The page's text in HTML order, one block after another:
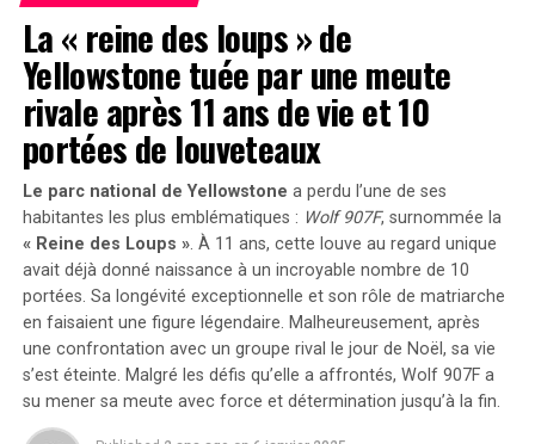
réduit, permettant à l’agence de se concentrer sur les
missions Artemis vers la Lune en préparation pour
Mars, tout en continuant à utiliser l’orbite terrestre
basse comme terrain d’entraînement et de validation
pour ces missions interplanétaires.
Pour en savoir plus sur la stratégie commerciale de la
NASA dans l’espace, visitez :
https://www.nasa.gov/humans-in-space/commercial-
space
RELATED TOPICS: ESPACE NASA
ORBITAL REEF
STATION SPATIALE
TEST DE RÉSISTANCE
Pistes Découvertes dans les Cœurs
Glaciaires
Afin d’identifier la source de cette éruption, les
chercheurs ont analysé des cendres retrouvées dans des
carottes glaciaires polaires. Leur étude a révélé que
l’éruption provenait du volcan Zavaritskii situé sur l’île
isolée de Simushir,qui fait partie des îles Kouriles
contestées entre la Russie et le Japon. Pendant la guerre
froide, l’Union soviétique avait utilisé un cratère
volcanique inondé sur Simushir comme base secrète
pour sous-marins nucléaires.
Les résultats publiés le 30 décembre 2024 dans la revue
La « reine des loups » de
Yellowstone tuée par une meute
rivale après 11 ans de vie et 10
portées de louveteaux
Le parc national de Yellowstone a perdu l’une de ses
habitantes les plus emblématiques : Wolf 907F, surnommée la
« Reine des Loups ». À 11 ans, cette louve au regard unique
avait déjà donné naissance à un incroyable nombre de 10
portées. Sa longévité exceptionnelle et son rôle de matriarche
en faisaient une figure légendaire. Malheureusement, après
une confrontation avec un groupe rival le jour de Noël, sa vie
s’est éteinte. Malgré les défis qu’elle a affrontés, Wolf 907F a
su mener sa meute avec force et détermination jusqu’à la fin.